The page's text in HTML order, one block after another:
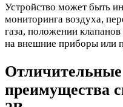
Устройство может быть
мониторинга воздуха,
газа, положении
на внешние приборы или
Отличительные
преимущества